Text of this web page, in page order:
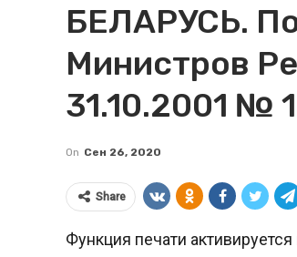
БЕЛАРУСЬ.
Министров
31.10.2001 №
On Сен 26, 2020
Share
Функция печати